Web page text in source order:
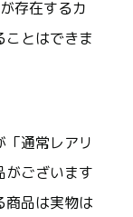
存在するカ
ことはできま
「通常レアリ
がございます
商品は実物は